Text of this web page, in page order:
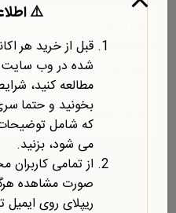
حیطه موضوعی
نمایش یک نتیجه
⚠️
قبل از خرید هر
شده در وب سایت
مطالعه کنید،
بخونید و حتما
که شامل
می شود، بزنید.
از تمامی
صورت مشاهده
ریپلای روی